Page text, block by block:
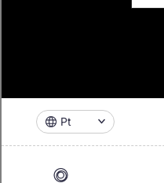
Pt